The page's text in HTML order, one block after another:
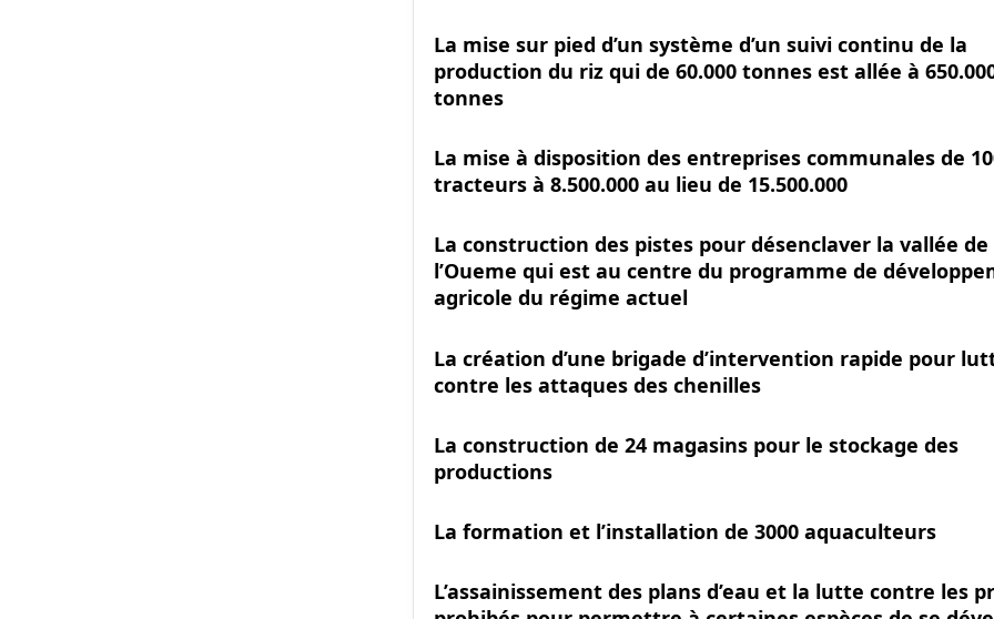
La mise sur pied d’un système d’un suivi continu de la
production du riz qui de 60.000 tonnes est allée à
tonnes
La mise à disposition des entreprises communales de
tracteurs à 8.500.000 au lieu de 15.500.000
La construction des pistes pour désenclaver la vallée de
l’Oueme qui est au centre du programme de
agricole du régime actuel
La création d’une brigade d’intervention rapide pour
contre les attaques des chenilles
La construction de 24 magasins pour le stockage des
productions
La formation et l’installation de 3000 aquaculteurs
L’assainissement des plans d’eau et la lutte contre les